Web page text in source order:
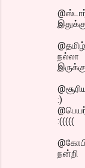
நல்லா
:)
:(((((
நன்றி